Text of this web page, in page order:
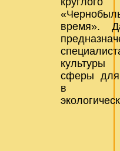
время».
культуры
сферы для
в